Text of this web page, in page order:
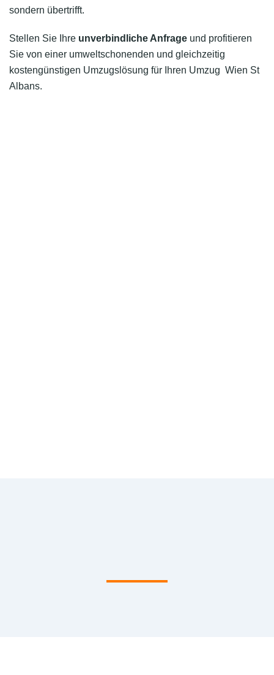
sondern übertrifft.
Stellen Sie Ihre unverbindliche Anfrage und profitieren
Sie von einer umweltschonenden und gleichzeitig
kostengünstigen Umzugslösung für Ihren Umzug Wien St
Albans.